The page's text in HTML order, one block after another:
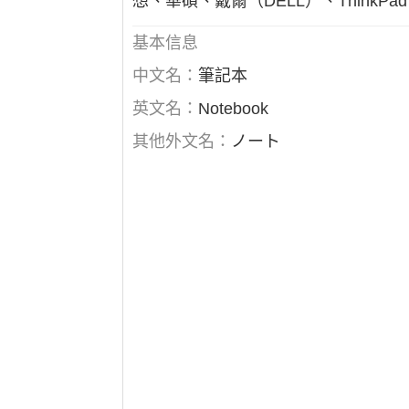
基本信息
中文名： 筆記本
英文名： Notebook
其他外文名： ノート